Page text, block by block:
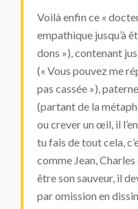
Voilà enfin ce «
empathique jusqu’à
dons »), contenant
(« Vous pouvez me
pas cassée »),
(partant de la
ou crever un œil, il
tu fais de tout cela,
comme Jean,
être son sauveur, il
par omission en